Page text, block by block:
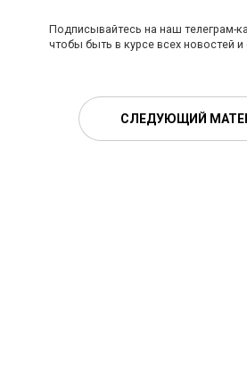
Подписывайтесь на наш телеграм-
чтобы быть в курсе всех новостей
СЛЕДУЮЩИЙ